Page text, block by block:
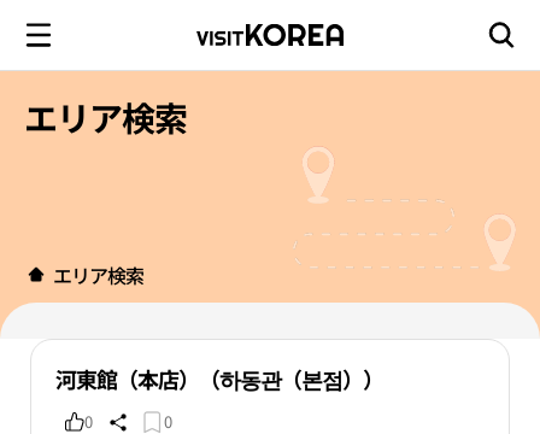
エリア検索
エリア検索
河東館（本店）（하동관（본점））
0 0